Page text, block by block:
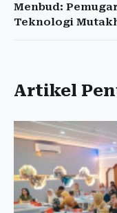
Menbud:
Teknologi
Artikel